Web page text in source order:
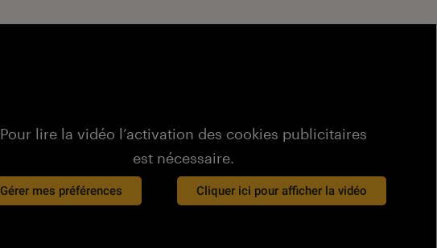
Pour lire la vidéo l’activation des cookies publicitaires
est nécessaire.
Gérer mes préférences Cliquer ici pour afficher la vidéo